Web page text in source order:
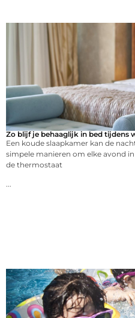
Zo blijf je behaaglijk in bed tijdens
Een koude slaapkamer kan de
simpele manieren om elke avond
de thermostaat